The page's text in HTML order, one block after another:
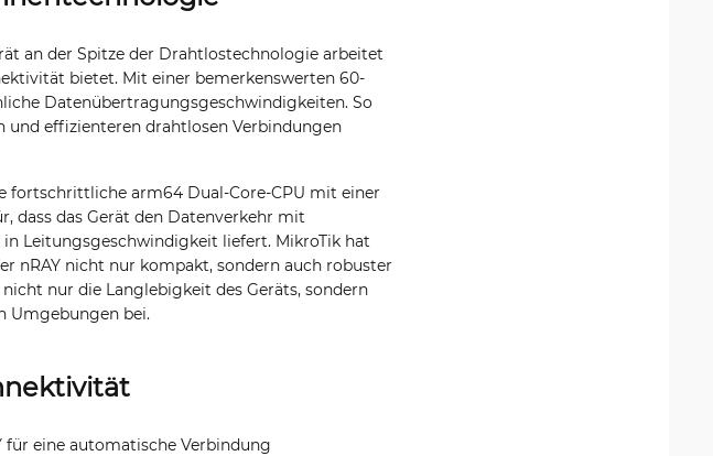
an der Spitze der Drahtlostechnologie arbeitet
bietet. Mit einer bemerkenswerten 60-
Datenübertragungsgeschwindigkeiten. So
und effizienteren drahtlosen Verbindungen
fortschrittliche arm64 Dual-Core-CPU mit einer
dass das Gerät den Datenverkehr mit
Leitungsgeschwindigkeit liefert. MikroTik hat
nRAY nicht nur kompakt, sondern auch robuster
nur die Langlebigkeit des Geräts, sondern
Umgebungen bei.
für eine automatische Verbindung